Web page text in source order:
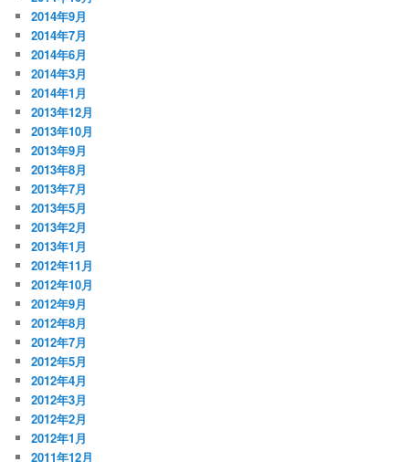
2014年9月
2014年7月
2014年6月
2014年3月
2014年1月
2013年12月
2013年10月
2013年9月
2013年8月
2013年7月
2013年5月
2013年2月
2013年1月
2012年11月
2012年10月
2012年9月
2012年8月
2012年7月
2012年5月
2012年4月
2012年3月
2012年2月
2012年1月
2011年12月